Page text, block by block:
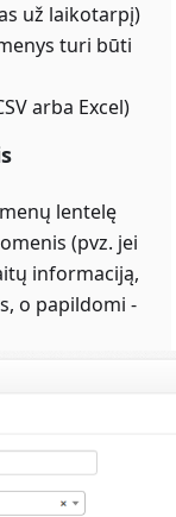
už laikotarpį)
turi būti
arba Excel)
lentelę
(pvz. jei
informaciją,
o papildomi -